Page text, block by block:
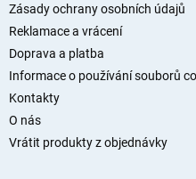
Zásady ochrany osobních údajů
Reklamace a vrácení
Doprava a platba
Informace o používání souborů
Kontakty
O nás
Vrátit produkty z objednávky